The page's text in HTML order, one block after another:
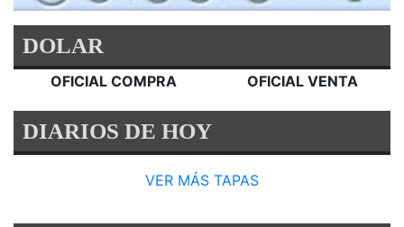
DOLAR
OFICIAL COMPRA OFICIAL VENTA
DIARIOS DE HOY
VER MÁS TAPAS